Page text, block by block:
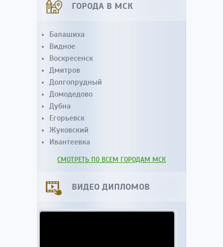
ГОРОДА В МСК
Балашиха
Видное
Воскресенск
Дмитров
Долгопрудный
Домодедово
Дубна
Егорьевск
Жуковский
Ивантеевка
СМОТРЕТЬ ПО ВСЕМ ГОРОДАМ МСК
ВИДЕО ДИПЛОМОВ